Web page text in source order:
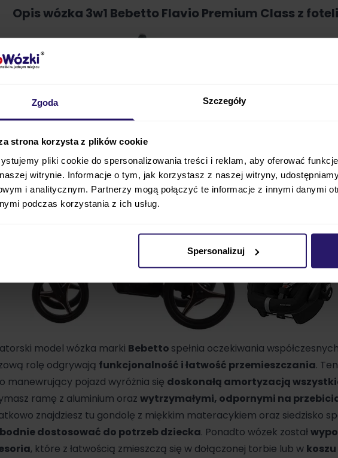
Zgoda Szczegóły
strona korzysta z plików cookie
pliki cookie do spersonalizowania treści i reklam, aby oferować
witrynie. Informacje o tym, jak korzystasz z naszej witryny,
i analitycznym. Partnerzy mogą połączyć te informacje z innymi danymi
podczas korzystania z ich usług.
Spersonalizuj
Opis wózka 3w1 Bebetto Flavio Premium Class z
model wózka marki Bebetto spełnia oczekiwania
rolę odgrywają funkcjonalność i łatwość przemieszczania.
manewrujący pojazd wyróżnia się doskonałą amortyzacją
ramę z aluminium oraz wytrzymałymi, odpornymi na
znajdziesz tu gondolę z miękkim materacykiem oraz siedzisko
dostosować do potrzeb dziecka. Ponadto wózek został
, które z łatwością zmieszczą się w dołączonej torbie lub w